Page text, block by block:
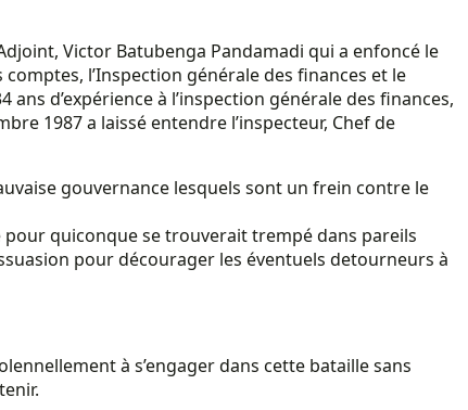
Victor Batubenga Pandamadi qui a enfoncé le
l’Inspection générale des finances et le
d’expérience à l’inspection générale des finances,
1987 a laissé entendre l’inspecteur, Chef de
gouvernance lesquels sont un frein contre le
pour quiconque se trouverait trempé dans pareils
pour décourager les éventuels detourneurs à
à s’engager dans cette bataille sans